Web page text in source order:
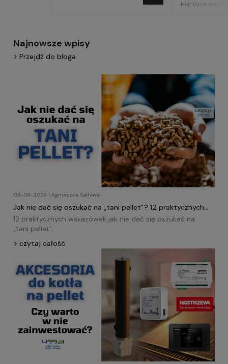
Najniższa cena:
Najnowsze wpisy
Przejdź do bloga
03-08-2026 | Agnieszka Satława
Jak nie dać się oszukać na „tani pellet”? 12 praktycznych
wskazówek!
12 praktycznych wskazówek jak nie dać się oszukać na
„tani pellet”.
czytaj całość